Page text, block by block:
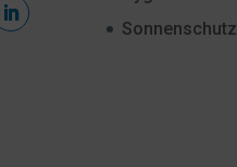
Sonnenschutz